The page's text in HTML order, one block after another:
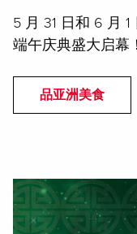
5 月 31 日和 6 月
端午庆典盛大启幕！
品亚洲美食